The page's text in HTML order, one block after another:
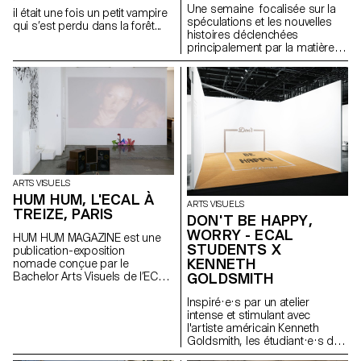
il était une fois un petit vampire
qui s’est perdu dans la forêt...
Une semaine focalisée sur la
spéculations et les nouvelles
histoires déclenchées
principalement par la matière
avec l'artiste Una Szeemann.
Les étudiant.exs ont orienté
leurs réflexions sur le pouvoir
des objets, du point de vue de
oriented ontology, de la
ARTS VISUELS
HUM HUM, L'ECAL À
TREIZE, PARIS
HUM HUM MAGAZINE est une
publication-exposition
nomade conçue par le
Bachelor Arts Visuels de l’ECAL
Bachelor Arts Visuels comme
ARTS VISUELS
DON'T BE HAPPY,
WORRY - ECAL
STUDENTS X
KENNETH
GOLDSMITH
Inspiré·e·s par un atelier
intense et stimulant avec
l'artiste américain Kenneth
Goldsmith, les étudiant·e·s du
Bachelor Arts Visuels ont